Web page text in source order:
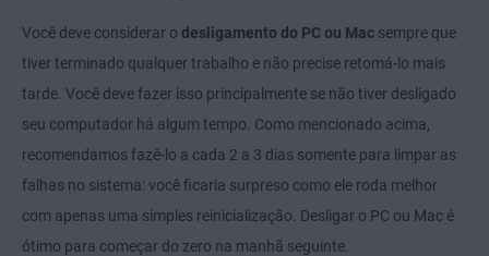
Você deve considerar o desligamento do PC ou Mac sempre que
tiver terminado qualquer trabalho e não precise retomá-lo mais
tarde. Você deve fazer isso principalmente se não tiver desligado
seu computador há algum tempo. Como mencionado acima,
recomendamos fazê-lo a cada 2 a 3 dias somente para limpar as
falhas no sistema: você ficaria surpreso como ele roda melhor
com apenas uma simples reinicialização. Desligar o PC ou Mac é
ótimo para começar do zero na manhã seguinte.